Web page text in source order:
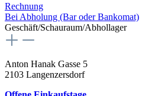
Rechnung
Bei Abholung (Bar oder Bankomat)
Geschäft/Schauraum/Abhollager
Anton Hanak Gasse 5
2103 Langenzersdorf